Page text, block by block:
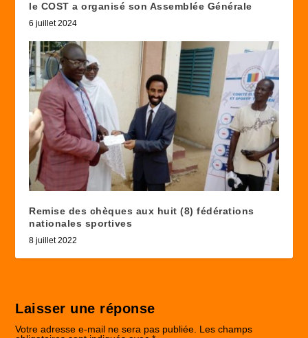
le COST a organisé son Assemblée Générale
6 juillet 2024
Remise des chèques aux huit (8) fédérations
nationales sportives
8 juillet 2022
Laisser une réponse
Votre adresse e-mail ne sera pas publiée. Les champs